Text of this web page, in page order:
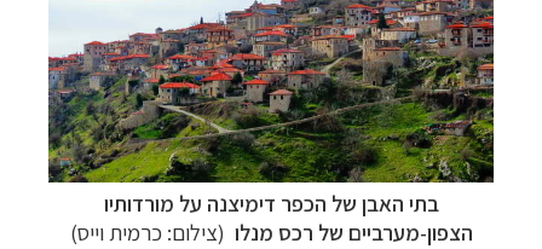
בתי האבן של הכפר דימיצנה על מורדותיו
הצפון-מערביים של רכס מנלו (צילום: כרמית וייס)